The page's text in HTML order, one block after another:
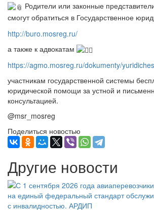
Родители или законные
смогут обратиться в Государственное
http://buro.mosreg.ru/
а также к адвокатам
https://agmo.mosreg.ru/dokumenty/
участникам государственной системы
юридической помощи за устной и
консультацией.
@msr_mosreg
Поделиться новостью
Другие новости